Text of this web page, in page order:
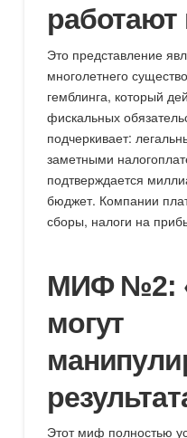
работают
Это представление
многолетнего
гемблинга, который
фискальных
подчеркивает:
заметными
подтверждается
бюджет. Компании
сборы, налоги на
МИФ №2:
могут
Этот миф полностью